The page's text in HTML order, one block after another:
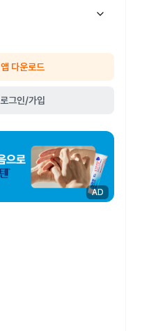
앱 다운로드
로그인/가입
AD